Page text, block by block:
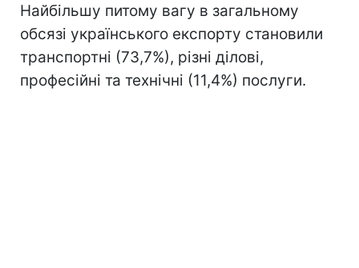
Найбільшу питому вагу в загальному
обсязі українського експорту становили
транспортні (73,7%), різні ділові,
професійні та технічні (11,4%) послуги.